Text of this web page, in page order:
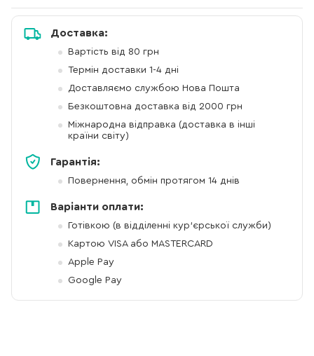
Доставка:
Вартість від 80 грн
Термін доставки 1-4 дні
Доставляємо службою Нова Пошта
Безкоштовна доставка від 2000 грн
Міжнародна відправка (доставка в інші
країни світу)
Гарантія:
Повернення, обмін протягом 14 днів
Варіанти оплати:
Готівкою (в відділенні кур'єрської служби)
Картою VISA або MASTERCARD
Apple Pay
Google Pay